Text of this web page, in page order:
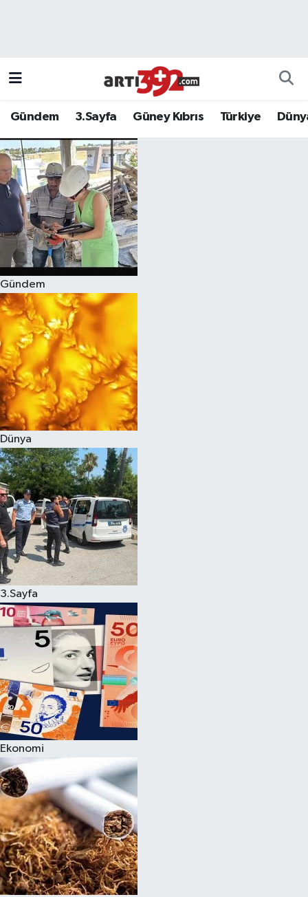
Gündem 3.Sayfa Güney Kıbrıs Türkiye
Gündem
Dünya
3.Sayfa
Ekonomi